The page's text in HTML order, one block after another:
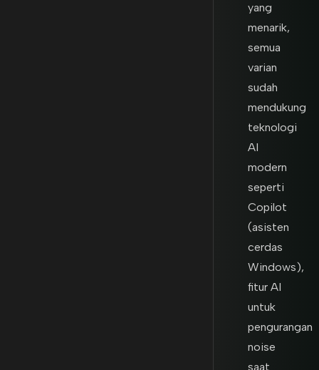
yang
menarik,
semua
varian
sudah
mendukung
teknologi
AI
modern
seperti
Copilot
(asisten
cerdas
Windows),
fitur AI
untuk
pengurangan
noise
saat